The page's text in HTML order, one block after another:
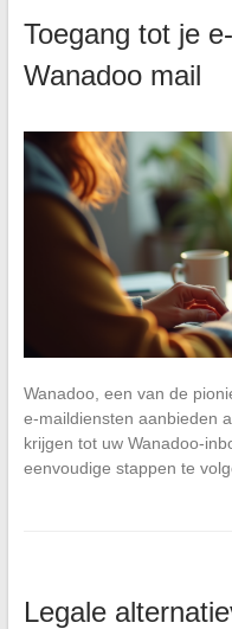
Toegang tot je
Wanadoo mail
Wanadoo, een van de
e-maildiensten aanbieden
krijgen tot uw Wanadoo-
eenvoudige stappen te
Legale